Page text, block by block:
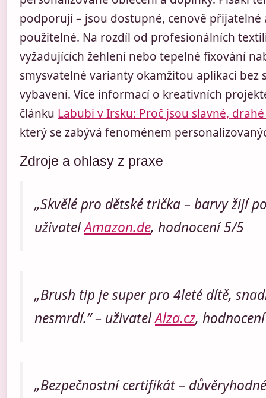
podporují – jsou dostupné, cenově přijatelné
použitelné. Na rozdíl od profesionálních
vyžadujících žehlení nebo tepelné fixování
smysvatelné varianty okamžitou aplikaci bez
vybavení. Více informací o kreativních
článku Labubi v Irsku: Proč jsou slavné,
který se zabývá fenoménem
Zdroje a ohlasy z praxe
„Skvělé pro dětské trička – barvy žijí
uživatelAmazon.de, hodnocení 5/5
„Brush tip je super pro 4leté dítě,
nesmrdí.” – uživatelAlza.cz,
„Bezpečnostní certifikát –